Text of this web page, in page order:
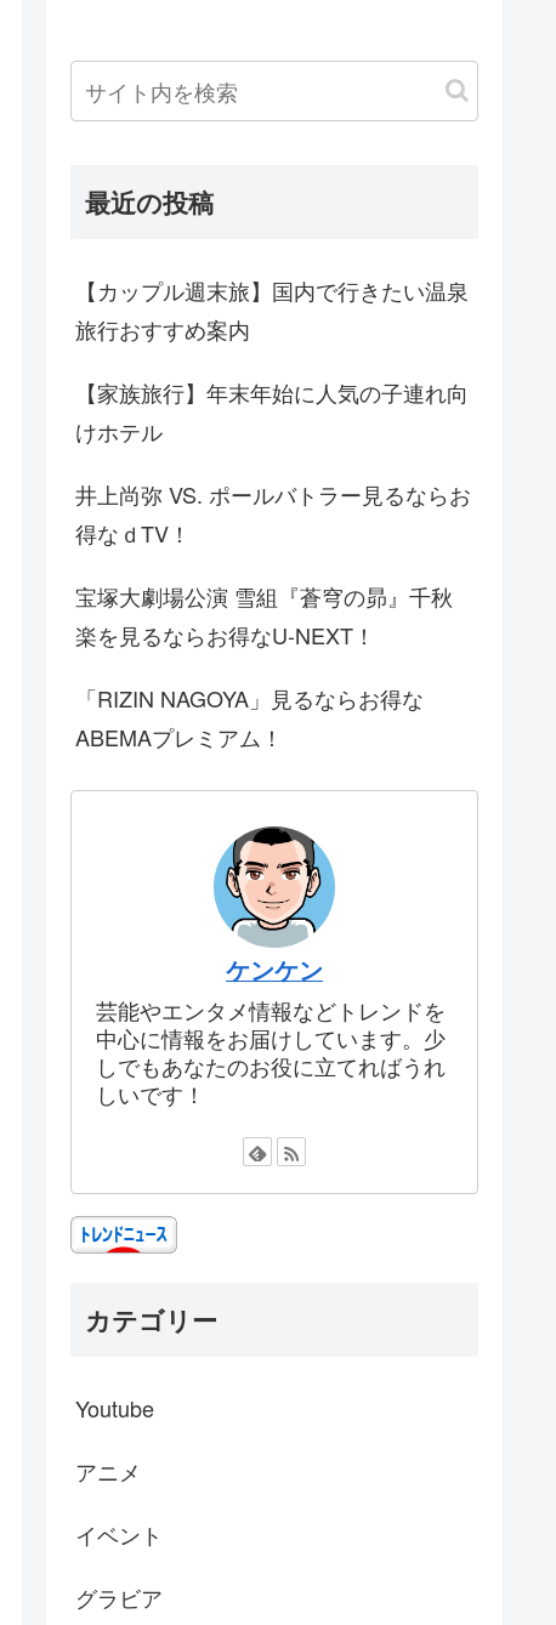
最近の投稿
【カップル週末旅】国内で行きたい温泉
旅行おすすめ案内
【家族旅行】年末年始に人気の子連れ向
けホテル
井上尚弥 VS. ポールバトラー見るならお
得なｄTV！
宝塚大劇場公演 雪組『蒼穹の昴』千秋
楽を見るならお得なU-NEXT！
「RIZIN NAGOYA」見るならお得な
ABEMAプレミアム！
ケンケン
芸能やエンタメ情報などトレンドを
中心に情報をお届けしています。少
しでもあなたのお役に立てればうれ
しいです！
カテゴリー
Youtube
アニメ
イベント
グラビア